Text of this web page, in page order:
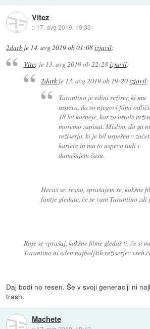
Vitez
:: 17. avg 2019, 19:33
2dark je 14. avg 2019 ob 01:08izjavil:
Vitezje 13. avg 2019 ob 22:28izjavil:
2dark je 13. avg 2019 ob 19:20izjavil:
Tarantino je edini režiser, ki mu
uspeva, da so njegovi filmi
18 let kasneje, kar za ostale
moremo zapisat. Mislim, da ga ni
režiserja, ki je bil uspešen v
kariere in mu to uspeva tudi v
današnjem času.
Hecaš se. resno, sprašujem se, kakšne
fantje gledate, če se vam Tarantino zdi
Raje se vprašaj, kakšne filme gledaš ti, če si
Tarantino ni eden najboljših režiserjev vseh
Daj bodi no resen. Še v svoji generaciji ni
trash.
Machete